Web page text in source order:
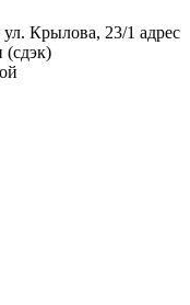
Крылова, 23/1 адрес
(сдэк)